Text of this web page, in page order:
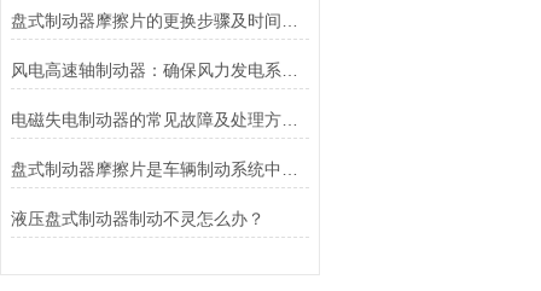
电磁失电制动器的常见故障及处理方法讲解
液压盘式制动器制动不灵怎么办？